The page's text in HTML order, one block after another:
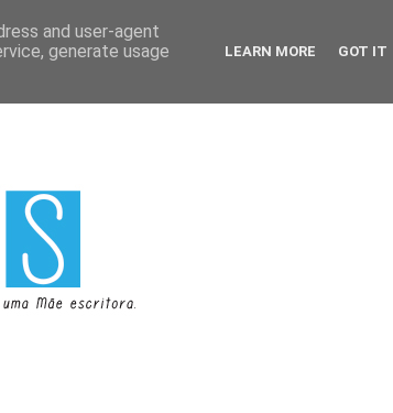
and user-agent
generate usage
LEARN MORE GOT IT